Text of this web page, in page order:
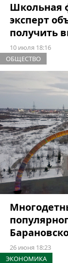
Школьная
эксперт
получить
10 июля 18:16
ОБЩЕСТВО
26 июня 18:23
ЭКОНОМИКА